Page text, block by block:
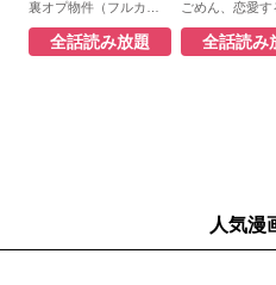
全話読み放題 全話読み
人気漫